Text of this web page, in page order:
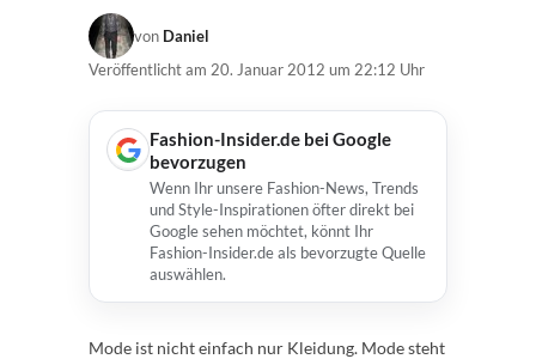
von Daniel
Veröffentlicht am 20. Januar 2012 um 22:12 Uhr
Fashion-Insider.de bei Google
bevorzugen
Wenn Ihr unsere Fashion-News, Trends
und Style-Inspirationen öfter direkt bei
Google sehen möchtet, könnt Ihr
Fashion-Insider.de als bevorzugte Quelle
auswählen.
Mode ist nicht einfach nur Kleidung. Mode steht